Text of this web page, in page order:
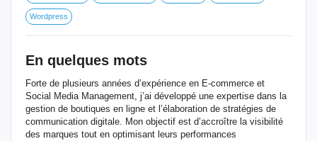
Wordpress
En quelques mots
Forte de plusieurs années d’expérience en E-commerce et
Social Media Management, j’ai développé une expertise dans la
gestion de boutiques en ligne et l’élaboration de stratégies de
communication digitale. Mon objectif est d’accroître la visibilité
des marques tout en optimisant leurs performances